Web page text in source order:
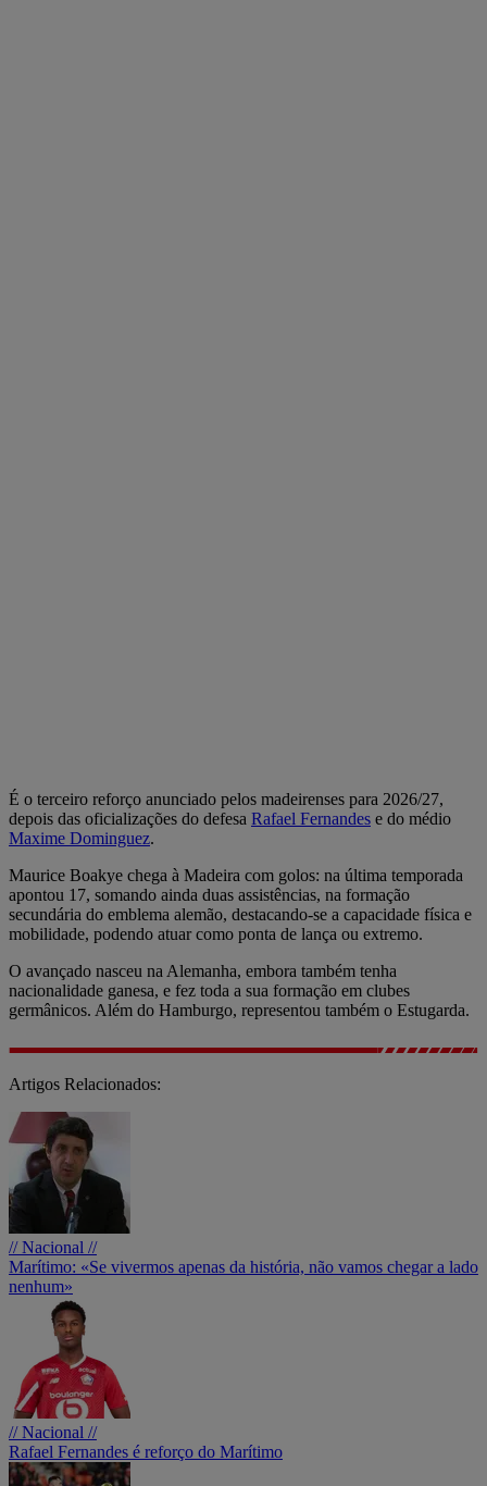
É o terceiro reforço anunciado pelos madeirenses para 2026/27,
depois das oficializações do defesa Rafael Fernandes e do médio
Maxime Dominguez.
Maurice Boakye chega à Madeira com golos: na última temporada
apontou 17, somando ainda duas assistências, na formação
secundária do emblema alemão, destacando-se a capacidade física e
mobilidade, podendo atuar como ponta de lança ou extremo.
O avançado nasceu na Alemanha, embora também tenha
nacionalidade ganesa, e fez toda a sua formação em clubes
germânicos. Além do Hamburgo, representou também o Estugarda.
Artigos Relacionados:
// Nacional //
Marítimo: «Se vivermos apenas da história, não vamos chegar a lado
nenhum»
// Nacional //
Rafael Fernandes é reforço do Marítimo